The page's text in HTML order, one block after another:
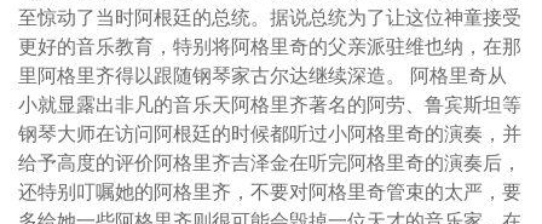
至惊动了当时阿根廷的总统。据说总统为了让这位神童接受
更好的音乐教育，特别将阿格里奇的父亲派驻维也纳，在那
里阿格里齐得以跟随钢琴家古尔达继续深造。 阿格里奇从
小就显露出非凡的音乐天阿格里齐著名的阿劳、鲁宾斯坦等
钢琴大师在访问阿根廷的时候都听过小阿格里奇的演奏，并
给予高度的评价阿格里齐吉泽金在听完阿格里奇的演奏后，
还特别叮嘱她的阿格里齐，不要对阿格里奇管束的太严，要